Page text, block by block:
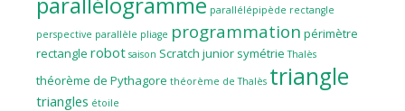
parallélépipède rectangle
perspective parallèle pliage programmation périmètre
rectangle robot saison Scratch junior symétrie Thalès
théorème de Pythagore théorème de Thalès triangle
triangles étoile